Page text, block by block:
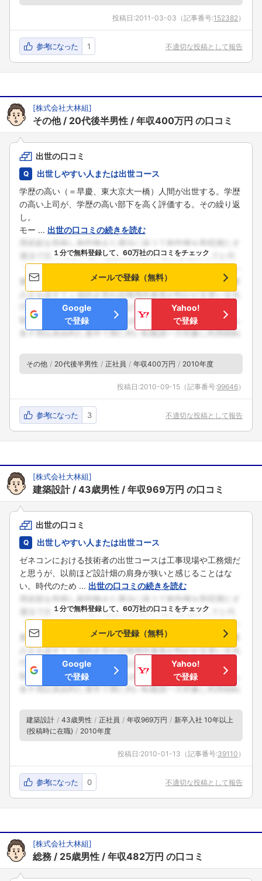
こちらの企業もフォローしませんか？
投稿日:2011-03-03 （記事番号:152382 ）
参考になった 1 不適切な投稿として報告
[株式会社大林組]
その他 20代後半男性 年収400万円 の口コミ
出世の口コミ
出世しやすい人または出世コース
学歴の高い（＝早慶、東大京大一橋）人間が出世する。学歴
の高い上司が、学歴の高い部下を高く評価する。その繰り返
し。
モー ... 出世の口コミの続きを読む
１分で無料登録して、60万社の口コミをチェック
メールで登録（無料）
Google
で登録
Yahoo!
で登録
その他 20代後半男性 正社員 年収400万円 2010年度
投稿日:2010-09-15 （記事番号:99646）
参考になった 3 不適切な投稿として報告
[株式会社大林組]
建築設計 43歳男性 年収969万円 の口コミ
出世の口コミ
出世しやすい人または出世コース
ゼネコンにおける技術者の出世コースは工事現場や工務畑だ
と思うが、以前ほど設計畑の肩身が狭いと感じることはな
い。時代のため ... 出世の口コミの続きを読む
１分で無料登録して、60万社の口コミをチェック
メールで登録（無料）
Google
で登録
Yahoo!
で登録
建築設計 43歳男性 正社員 年収969万円
新卒入社 10年以上
(投稿時に在職)
2010年度
投稿日:2010-01-13 （記事番号:39110 ）
参考になった 0 不適切な投稿として報告
[株式会社大林組]
総務 25歳男性 年収482万円 の口コミ